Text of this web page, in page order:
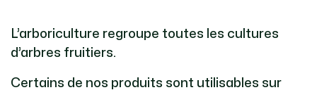
L’arboriculture regroupe toutes les cultures
d’arbres fruitiers.
Certains de nos produits sont utilisables sur